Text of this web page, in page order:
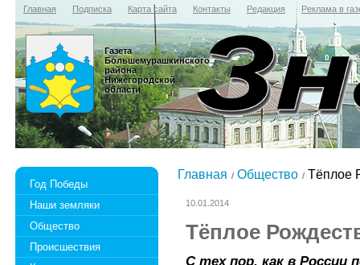
Главная Подписка Карта сайта Контакты Редакция Реклама в
Газета
Большемурашкинского
района
Нижегородской
области
Год Победы
Наши земляки
Общество
Происшествия
Главная Общество Тёплое
10.01.2014
Тёплое
С тех пор, как в России